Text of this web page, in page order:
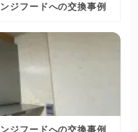
ジフードへの交換事例
ジフードへの交換事例